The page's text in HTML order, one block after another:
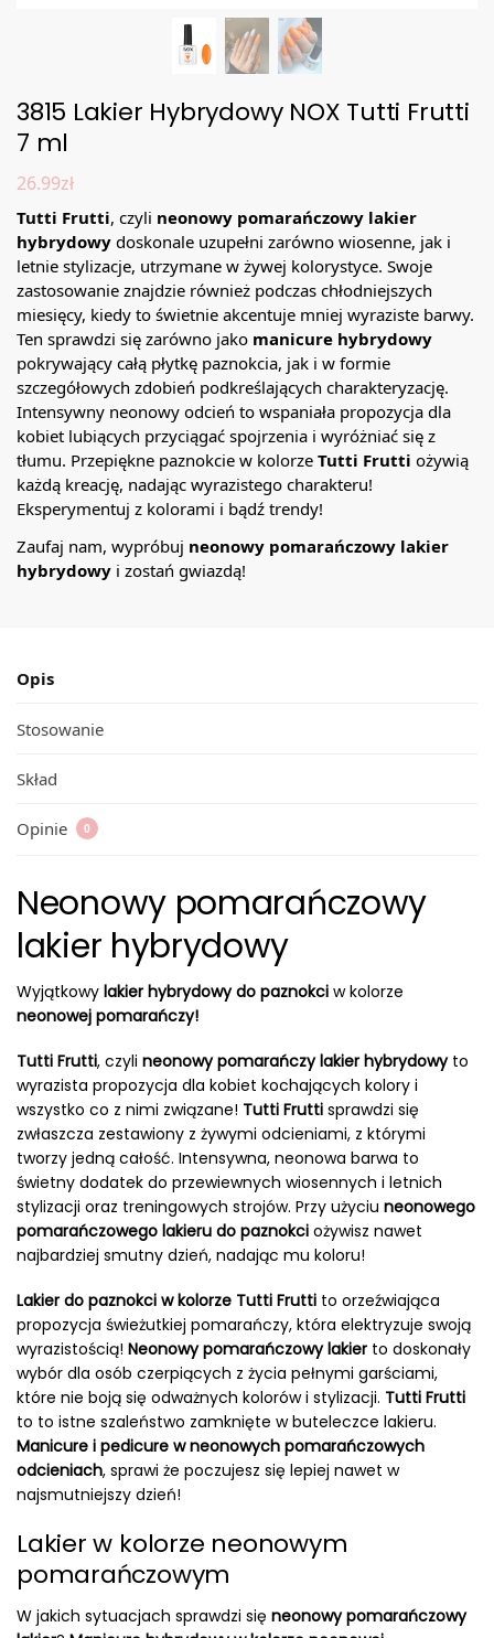
3815 Lakier Hybrydowy NOX Tutti Frutti
7 ml
26.99zł
Tutti Frutti, czyli neonowy pomarańczowy lakier
hybrydowy doskonale uzupełni zarówno wiosenne, jak i
letnie stylizacje, utrzymane w żywej kolorystyce. Swoje
zastosowanie znajdzie również podczas chłodniejszych
miesięcy, kiedy to świetnie akcentuje mniej wyraziste barwy.
Ten sprawdzi się zarówno jako manicure hybrydowy
pokrywający całą płytkę paznokcia, jak i w formie
szczegółowych zdobień podkreślających charakteryzację.
Intensywny neonowy odcień to wspaniała propozycja dla
kobiet lubiących przyciągać spojrzenia i wyróżniać się z
tłumu. Przepiękne paznokcie w kolorze Tutti Frutti ożywią
każdą kreację, nadając wyrazistego charakteru!
Eksperymentuj z kolorami i bądź trendy!
Zaufaj nam, wypróbuj neonowy pomarańczowy lakier
hybrydowy i zostań gwiazdą!
Opis
Stosowanie
Skład
Opinie 0
Neonowy pomarańczowy
lakier hybrydowy
Wyjątkowy lakier hybrydowy do paznokci w kolorze
neonowej pomarańczy!
Tutti Frutti, czyli neonowy pomarańczy lakier hybrydowyto
wyrazista propozycja dla kobiet kochających kolory i
wszystko co z nimi związane! Tutti Frutti sprawdzi się
zwłaszcza zestawiony z żywymi odcieniami, z którymi
tworzy jedną całość. Intensywna, neonowa barwa to
świetny dodatek do przewiewnych wiosennych i letnich
stylizacji oraz treningowych strojów. Przy użyciu neonowego
pomarańczowego lakieru do paznokci ożywisz nawet
najbardziej smutny dzień, nadając mu koloru!
Lakier do paznokci w kolorze Tutti Frutti to orzeźwiająca
propozycja świeżutkiej pomarańczy, która elektryzuje swoją
wyrazistością! Neonowy pomarańczowy lakierto doskonały
wybór dla osób czerpiących z życia pełnymi garściami,
które nie boją się odważnych kolorów i stylizacji. Tutti Frutti
to to istne szaleństwo zamknięte w buteleczce lakieru.
Manicure i pedicure w neonowych pomarańczowych
odcieniach, sprawi że poczujesz się lepiej nawet w
najsmutniejszy dzień!
Lakier w kolorze neonowym
pomarańczowym
W jakich sytuacjach sprawdzi się neonowy pomarańczowy